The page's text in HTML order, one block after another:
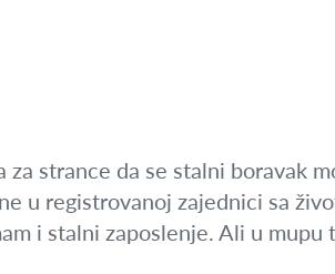
za strance da se stalni boravak
u registrovanoj zajednici sa
i stalni zaposlenje. Ali u